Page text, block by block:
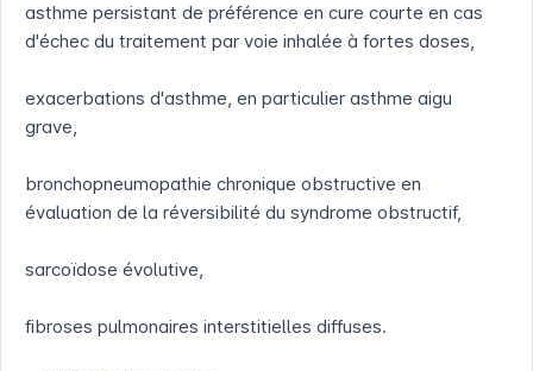
asthme persistant de préférence en cure courte en cas
d'échec du traitement par voie inhalée à fortes doses,
exacerbations d'asthme, en particulier asthme aigu
grave,
bronchopneumopathie chronique obstructive en
évaluation de la réversibilité du syndrome obstructif,
sarcoïdose évolutive,
fibroses pulmonaires interstitielles diffuses.